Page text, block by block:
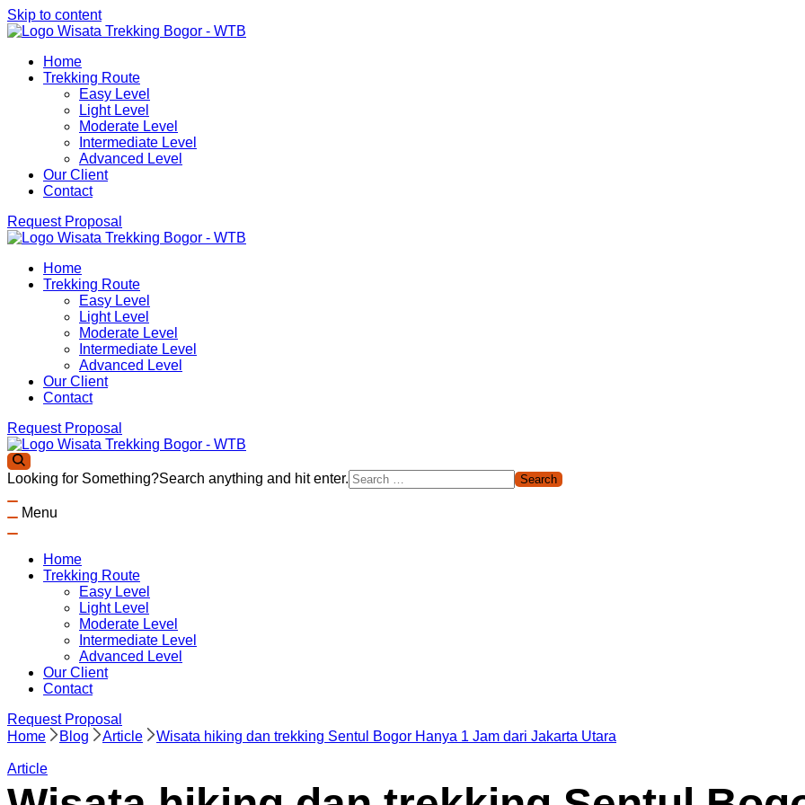
Skip to content
Wisata Trekking Bogor By Lintas Group
Aktivitas outdoor Bogor untuk anda yang ingin berwisata ke Bogor Sentul, Hiking dan Trekking Sentul pilihan yang cocok
Panduan Trekking Sentul Bogor
Home
Trekking Route
Easy Level
Light Level
Moderate Level
Intermediate Level
Advanced Level
Our Client
Contact
Request Proposal
Wisata Trekking Bogor By Lintas Group
Aktivitas outdoor Bogor untuk anda yang ingin berwisata ke Bogor Sentul, Hiking dan Trekking Sentul pilihan yang cocok
Panduan Trekking Sentul Bogor
Home
Trekking Route
Easy Level
Light Level
Moderate Level
Intermediate Level
Advanced Level
Our Client
Contact
Request Proposal
Wisata Trekking Bogor By Lintas Group
Aktivitas outdoor Bogor untuk anda yang ingin berwisata ke Bogor Sentul, Hiking dan Trekking Sentul pilihan yang cocok
Panduan Trekking Sentul Bogor
Looking for Something?Search anything and hit enter.
Menu
Home
Trekking Route
Easy Level
Light Level
Moderate Level
Intermediate Level
Advanced Level
Our Client
Contact
Request Proposal
Home
Blog Article Wisata hiking dan trekking Sentul Bogor Hanya 1 Jam dari Jakarta Utara
Article